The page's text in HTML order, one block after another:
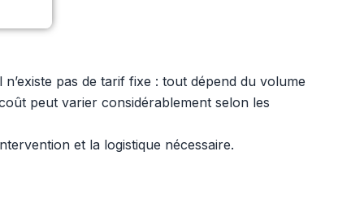
pas de tarif fixe : tout dépend du volume
peut varier considérablement selon les
et la logistique nécessaire.